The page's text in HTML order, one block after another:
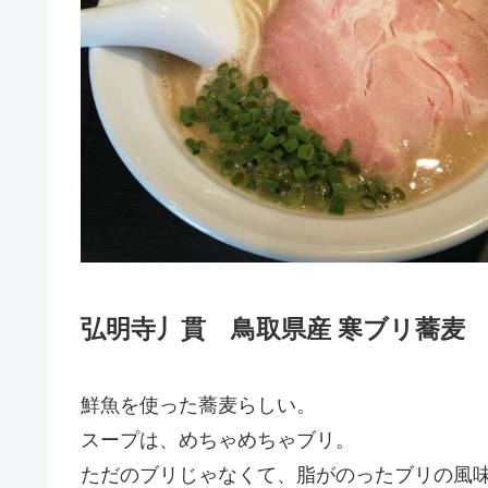
弘明寺丿貫 鳥取県産 寒ブリ蕎麦
鮮魚を使った蕎麦らしい。
スープは、めちゃめちゃブリ。
ただのブリじゃなくて、脂がのったブリの風